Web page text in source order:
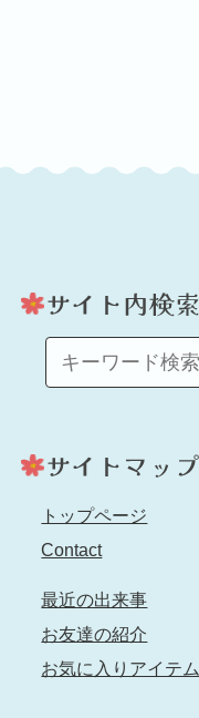
トップページ
Contact
最近の出来事
お友達の紹介
お気に入りアイテム